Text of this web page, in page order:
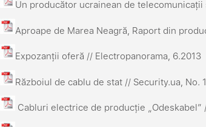
Un producător ucrainean de
Aproape de Marea Neagră, Raport din
Expozanții oferă // Electropanorama, 6.2013
Războiul de cablu de stat // Security.ua, No.
Cabluri electrice de producție „Odeskabel”